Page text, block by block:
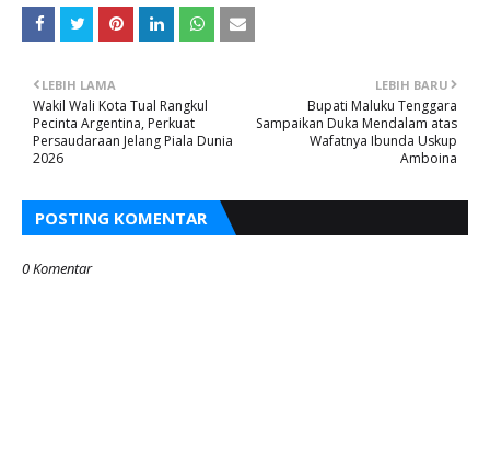
LEBIH BARU
Bupati Maluku Tenggara
Sampaikan Duka Mendalam atas
Wafatnya Ibunda Uskup
Amboina
LEBIH LAMA
Wakil Wali Kota Tual Rangkul
Pecinta Argentina, Perkuat
Persaudaraan Jelang Piala Dunia
2026
POSTING KOMENTAR
0 Komentar